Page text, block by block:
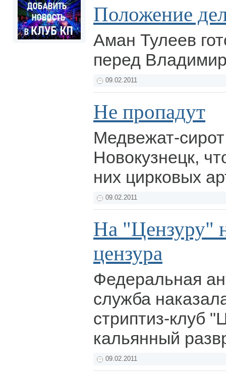
Положение
Аман Тулеев
перед
09.02.2011
Не пропадут
Медвежат-
Новокузнецк,
них цирковых
09.02.2011
На "Цензуру"
цензура
Федеральная
служба
стриптиз-клуб
кальянный
09.02.2011